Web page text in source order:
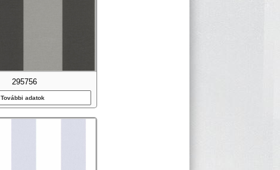
295756
További adatok